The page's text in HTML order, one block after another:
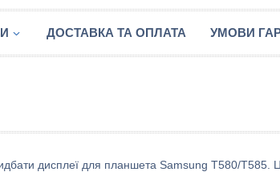
ДОСТАВКА ТА ОПЛАТА УМОВИ
дисплеї для планшета Samsung T580/T585.